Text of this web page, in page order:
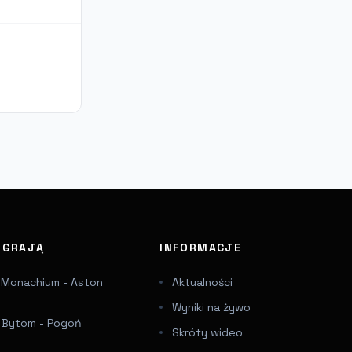
- Aston
Bytom - Pogoń
INFORMACJE
Aktualności
Wyniki na żywo
Skróty wideo